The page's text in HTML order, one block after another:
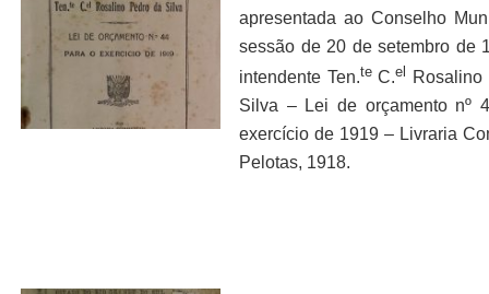
apresentada ao Conselho
sessão de 20 de setembro de
intendente Ten.teC.el
Rosalino
Silva – Lei de orçamento nº
exercício de 1919 – Livraria
Pelotas, 1918.